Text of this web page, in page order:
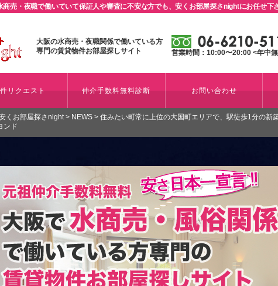
商売・夜職で働いていて保証人や審査に不安な方でも、安くお部屋探さnightにお任せ下
大阪の水商売・夜職関係で働いている方
専門の賃貸物件お部屋探しサイト
営業時間：10:00〜20:00 <年中
リクエスト 仲介手数料無料診断 お問い合わせ
くお部屋探さnight> NEWS > 住みたい町常に上位の大国町エリアで、駅徒歩1分の新
ンド